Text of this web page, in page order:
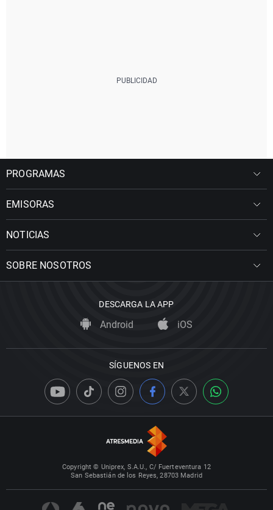
PROGRAMAS
EMISORAS
NOTICIAS
SOBRE NOSOTROS
DESCARGA LA APP
Android iOS
SÍGUENOS EN
Copyright © Uniprex, S.A.U., C/ Fuerteventura 12
San Sebastián de los Reyes, 28703 Madrid